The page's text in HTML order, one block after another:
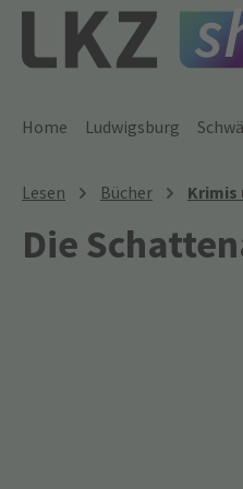
Hauptinhalt springen
Zur Suche springen
Zur Hauptnavigation
Home Ludwigsburg
Lesen Bücher Krimis
Die